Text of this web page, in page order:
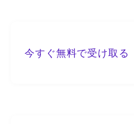
今すぐ無料で受け取る